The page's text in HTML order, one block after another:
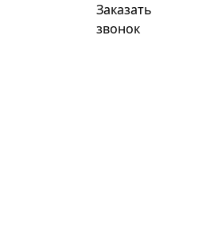
Заказать
звонок